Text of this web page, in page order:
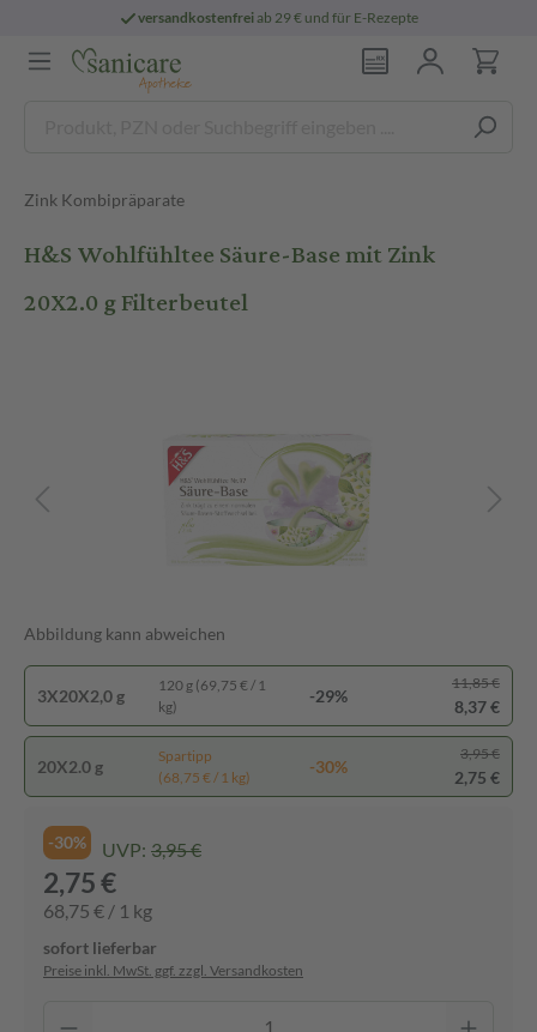
versandkostenfreiab 29 € und für E-Rezepte
Zink Kombipräparate
H&S Wohlfühltee Säure-Base mit Zink
20X2.0 g Filterbeutel
Abbildung kann abweichen
3X20X2,0 g
120 g (69,75 € / 1
kg)
-29%
11,85 €
8,37 €
20X2.0 g
Spartipp
(68,75 € / 1 kg)
-30%
3,95 €
2,75 €
-30% UVP: 3,95 €
2,75 €
68,75 € / 1 kg
sofort lieferbar
Preise inkl. MwSt. ggf. zzgl. Versandkosten